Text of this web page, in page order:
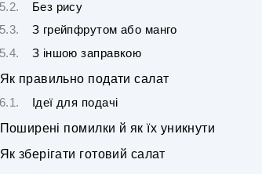
Без рису
З грейпфрутом або манго
З іншою заправкою
Як правильно подати салат
Ідеї для подачі
Поширені помилки й як їх уникнути
Як зберігати готовий салат